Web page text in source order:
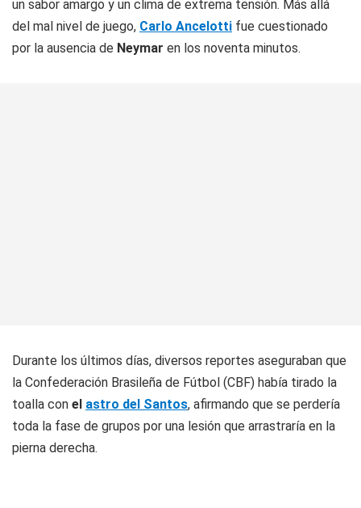
un sabor amargo y un clima de extrema tensión. Más allá
del mal nivel de juego, Carlo Ancelotti fue cuestionado
por la ausencia de Neymar en los noventa minutos.
Durante los últimos días, diversos reportes aseguraban que
la Confederación Brasileña de Fútbol (CBF) había tirado la
toalla con el astro del Santos, afirmando que se perdería
toda la fase de grupos por una lesión que arrastraría en la
pierna derecha.